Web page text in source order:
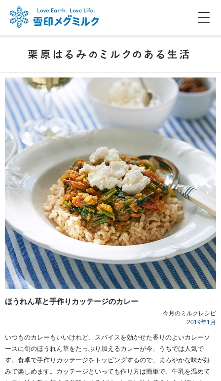
ほうれん草と手作りカッテージのカレー
今月のミルクレシピ
2019年1 月
いつものカレーもいいけれど、スパイスを効かせた香りのよいカレーソ
ースに旬のほうれん草をたっぷり加えるカレーが今、うちでは人気で
す。食卓で手作りカッテージをトッピングするので、まろやかな味が好
みで楽しめます。カッテージといっても作り方は簡単で、牛乳を温めて